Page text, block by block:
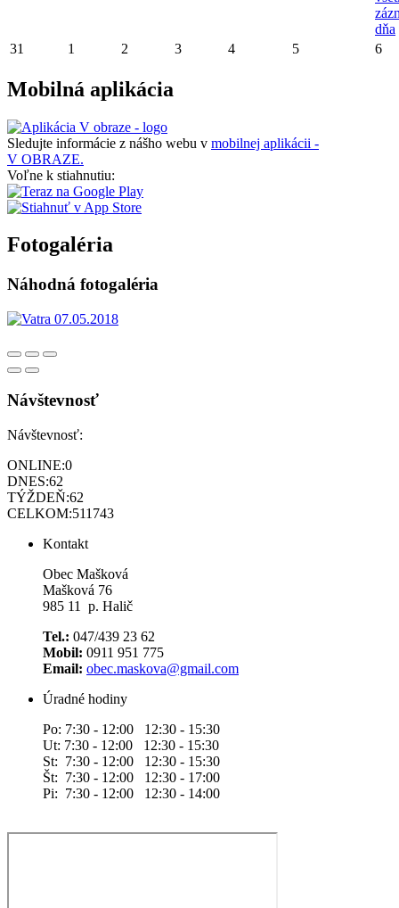
dňa
31
1 2 3 4 5 6
Mobilná aplikácia
Sledujte informácie z nášho webu v mobilnej aplikácii -
V OBRAZE.
Voľne k stiahnutiu:
Fotogaléria
Náhodná fotogaléria
Návštevnosť
Návštevnosť:
ONLINE:0
DNES:62
TÝŽDEŇ:62
CELKOM:511743
Kontakt
Obec Mašková
Mašková 76
985 11 p. Halič
Tel.: 047/439 23 62
Mobil: 0911 951 775
Email: obec.maskova@gmail.com
Úradné hodiny
Po: 7:30 - 12:00 12:30 - 15:30
Ut: 7:30 - 12:00 12:30 - 15:30
St: 7:30 - 12:00 12:30 - 15:30
Št: 7:30 - 12:00 12:30 - 17:00
Pi: 7:30 - 12:00 12:30 - 14:00